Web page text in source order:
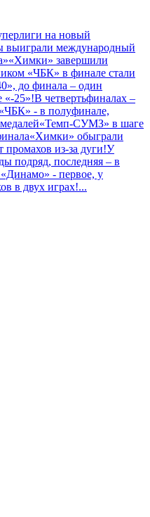
на новый
выиграли международный
«Химки» завершили
«ЧБК» в финале стали
до финала – один
«-25»!В четвертьфиналах –
- в полуфинале,
«Темп-СУМЗ» в шаге
«Химки» обыграли
из-за дуги!У
подряд, последняя – в
- первое, у
в двух играх!...